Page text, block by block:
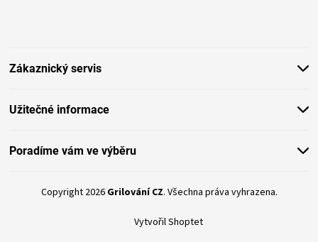
Zákaznický servis
Užitečné informace
Poradíme vám ve výběru
Vytvořil Shoptet
Copyright 2026 Grilování CZ. Všechna práva vyhrazena.